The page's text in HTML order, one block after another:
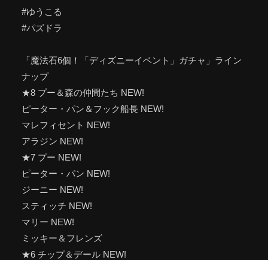
#ゆうこる
#パズドラ
「魔法石6個！「ディズニーイベント」ガチャ」ライン
ナップ
★8 プー＆森の仲間たち NEW!
ピーター・パン＆フック船長 NEW!
マレフィセント NEW!
アラジン NEW!
★7 プー NEW!
ピーター・パン NEW!
ジーニー NEW!
スティッチ NEW!
マリー NEW!
ミッキー＆フレンズ
★6 チップ＆デール NEW!